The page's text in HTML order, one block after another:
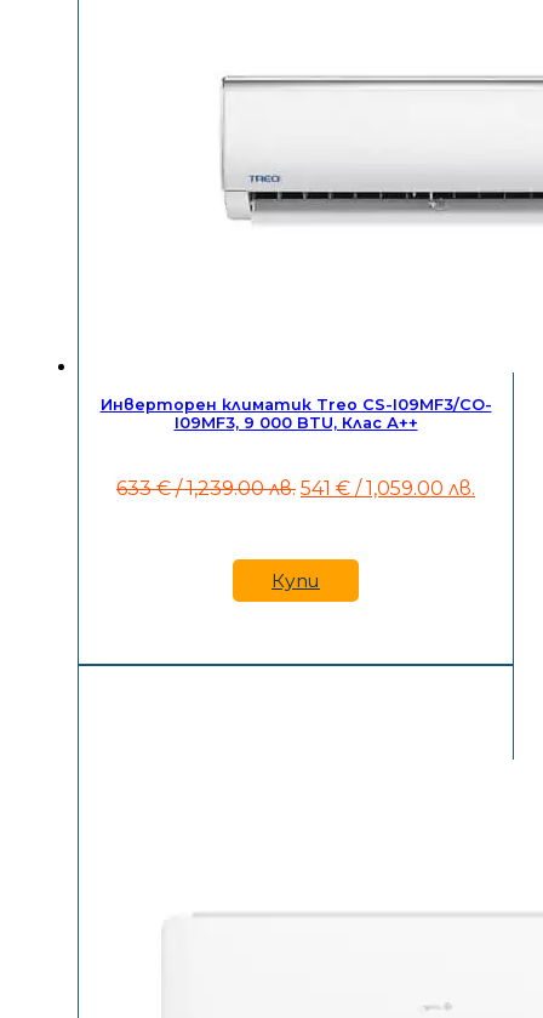
Инверторен климатик Treo CS-I09MF3/CO-
I09MF3, 9 000 BTU, Клас А++
633€ / 1,239.00 лв. Original
633 €
/
1,239.00
541 € / 1,059.00 лв.
Купи